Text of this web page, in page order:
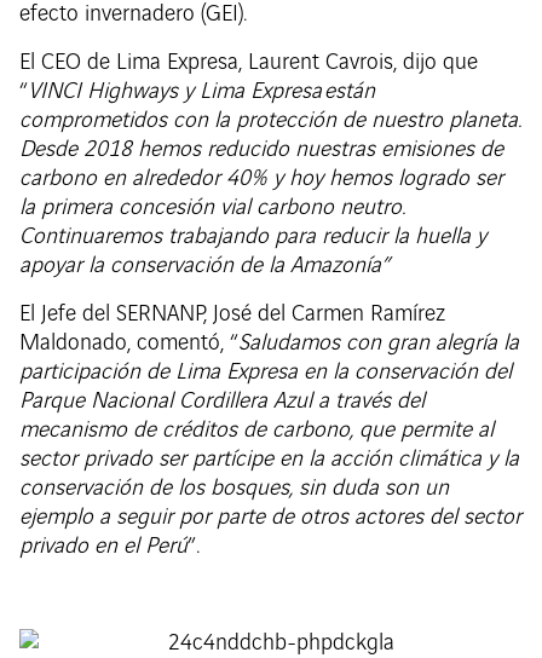
efecto invernadero (GEI).
El CEO de Lima Expresa, Laurent Cavrois, dijo que
“ VINCI Highways y Lima Expresa están
comprometidos con la protección de nuestro planeta.
Desde 2018 hemos reducido nuestras emisiones de
carbono en alrededor 40% y hoy hemos logrado ser
la primera concesión vial carbono neutro.
Continuaremos trabajando para reducir la huella y
apoyar la conservación de la Amazonía”
El Jefe del SERNANP, José del Carmen Ramírez
Maldonado, comentó, “Saludamos con gran alegría la
participación de Lima Expresa en la conservación del
Parque Nacional Cordillera Azul a través del
mecanismo de créditos de carbono, que permite al
sector privado ser partícipe en la acción climática y la
conservación de los bosques, sin duda son un
ejemplo a seguir por parte de otros actores del sector
privado en el Perú”.